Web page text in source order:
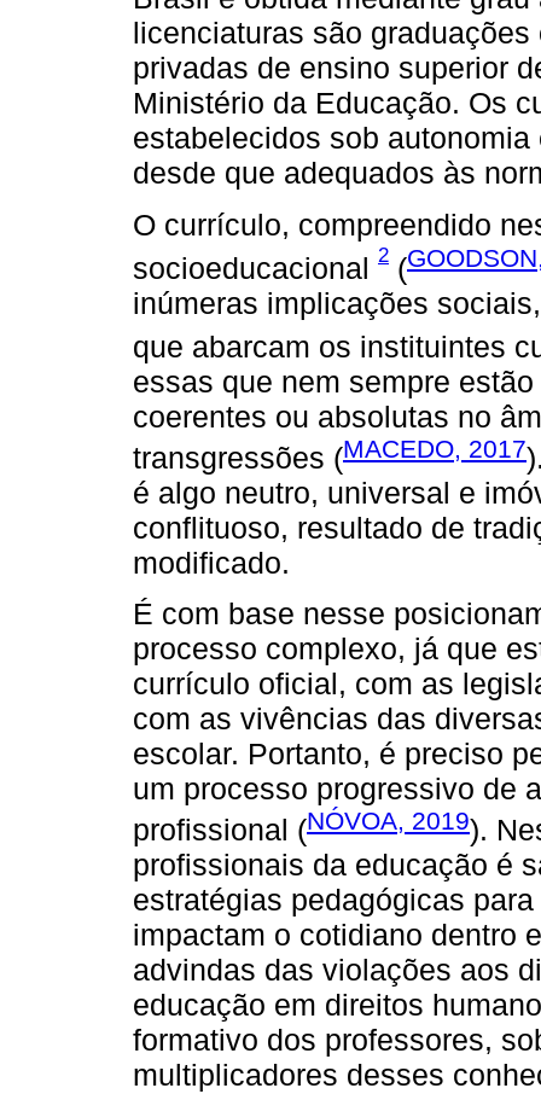
licenciaturas são
privadas de ensino superior
Ministério da Educação. Os
estabelecidos sob
desde que adequados às
O currículo, compreendido
socioeducacional 2 (
inúmeras implicações
que abarcam os instituintes
essas que nem sempre
coerentes ou absolutas no
transgressões (MACEDO, 2017
é algo neutro, universal e
conflituoso, resultado de
modificado.
É com base nesse
processo complexo, já que
currículo oficial, com as
com as vivências das
escolar. Portanto, é preciso
um processo progressivo de
profissional (NÓVOA, 2019).
profissionais da educação é
estratégias pedagógicas
impactam o cotidiano dentro
advindas das violações aos
educação em direitos
formativo dos professores,
multiplicadores desses